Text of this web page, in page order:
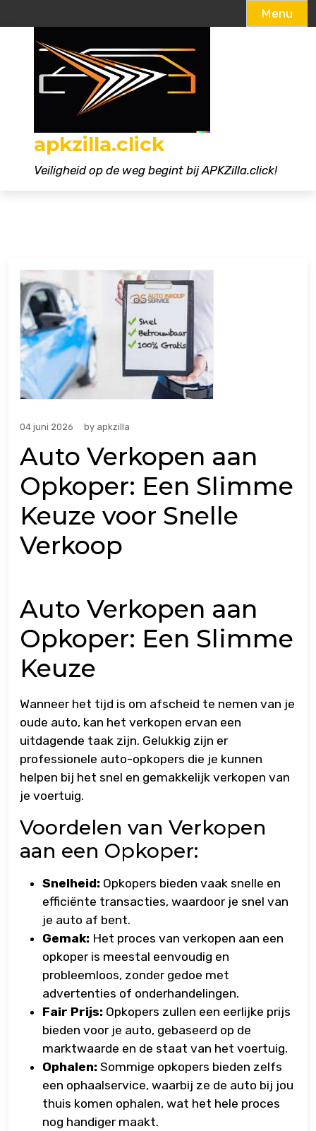
Menu
apkzilla.click
Veiligheid op de weg begint bij APKZilla.click!
04 juni 2026 by apkzilla
Auto Verkopen aan
Opkoper: Een Slimme
Keuze voor Snelle
Verkoop
Auto Verkopen aan
Opkoper: Een Slimme
Keuze
Wanneer het tijd is om afscheid te nemen van je
oude auto, kan het verkopen ervan een
uitdagende taak zijn. Gelukkig zijn er
professionele auto-opkopers die je kunnen
helpen bij het snel en gemakkelijk verkopen van
je voertuig.
Voordelen van Verkopen
aan een Opkoper:
Snelheid: Opkopers bieden vaak snelle en
efficiënte transacties, waardoor je snel van
je auto af bent.
Gemak: Het proces van verkopen aan een
opkoper is meestal eenvoudig en
probleemloos, zonder gedoe met
advertenties of onderhandelingen.
Fair Prijs: Opkopers zullen een eerlijke prijs
bieden voor je auto, gebaseerd op de
marktwaarde en de staat van het voertuig.
Ophalen: Sommige opkopers bieden zelfs
een ophaalservice, waarbij ze de auto bij jou
thuis komen ophalen, wat het hele proces
nog handiger maakt.